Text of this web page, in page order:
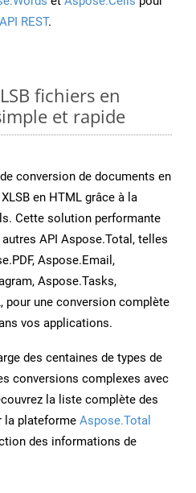
API REST.
fichiers en
et rapide
conversion de documents en
en HTML grâce à la
Cette solution performante
API Aspose.Total, telles
Aspose.Email,
Aspose.Tasks,
pour une conversion complète
vos applications.
des centaines de types de
conversions complexes avec
la liste complète des
la plateforme Aspose.Total
des informations de